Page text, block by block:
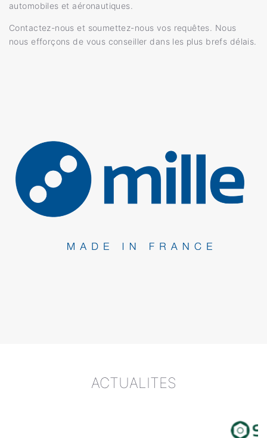
automobiles et aéronautiques.
Contactez-nous et soumettez-nous vos requêtes. Nous
nous efforçons de vous conseiller dans les plus brefs délais.
ACTUALITES